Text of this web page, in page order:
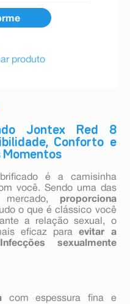
Jontex Red 8
Conforto e
Momentos
é a camisinha
você. Sendo uma das
proporciona
o que é clássico você
a relação sexual, o
eficaz paraevitar a
Infecções sexualmente
com espessura fina e
produto